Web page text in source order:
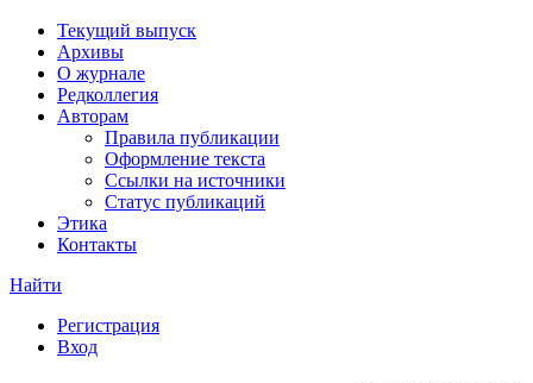
Текущий выпуск
Архивы
О журнале
Редколлегия
Авторам
Правила публикации
Оформление текста
Ссылки на источники
Статус публикаций
Этика
Контакты
Найти
Регистрация
Вход